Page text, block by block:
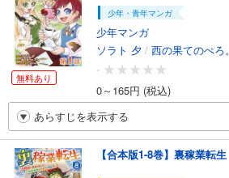
無料あり
少年・青年マンガ
少年マンガ
ソラト 夕 / 西の果てのぺろ。
-
0～165円 (税込)
あらすじを表示する
【合本版1-8巻】裏稼業転生